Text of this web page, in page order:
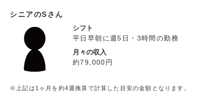
シニアのSさん
シフト
平日早朝に週5日・3時間の勤務
月々の収入
約79,000円
※上記は1ヶ月を約4週換算で計算した目安の金額となります。